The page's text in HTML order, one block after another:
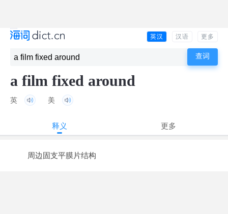
英汉 汉语 更多
a film fixed around
英 美
释义 更多
周边固支平膜片结构